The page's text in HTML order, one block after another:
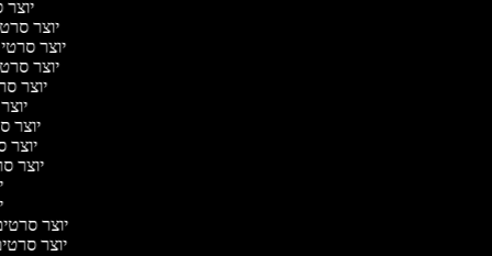
יוצר
יוצר
יוצר סרטי
יוצר
יוצר
יוצר
יוצר
יוצר
יוצר
יוצר